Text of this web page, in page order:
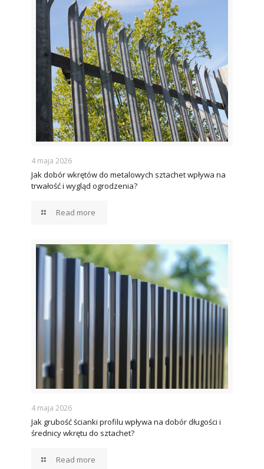
4 maja 2026
Jak dobór wkrętów do metalowych sztachet wpływa na
trwałość i wygląd ogrodzenia?
Read more
4 maja 2026
Jak grubość ścianki profilu wpływa na dobór długości i
średnicy wkrętu do sztachet?
Read more